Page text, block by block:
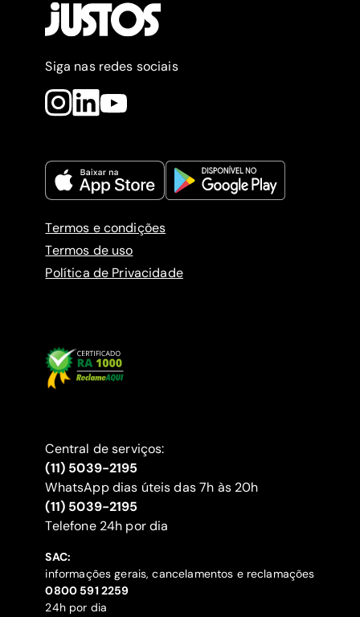
Siga nas redes sociais
Termos e condições
Termos de uso
Política de Privacidade
Central de serviços:
(11) 5039-2195
WhatsApp dias úteis das 7h às 20h
(11) 5039-2195
‍Telefone 24h por dia
SAC:
informações gerais, cancelamentos e reclamações
‍0800 591 2259
24h por dia